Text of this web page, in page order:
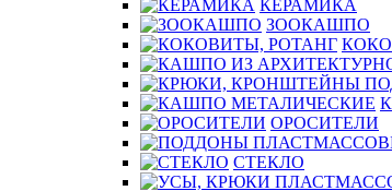
КЕРАМИКА
ЗООКАШПО
ОРОСИТЕЛИ
СТЕКЛО